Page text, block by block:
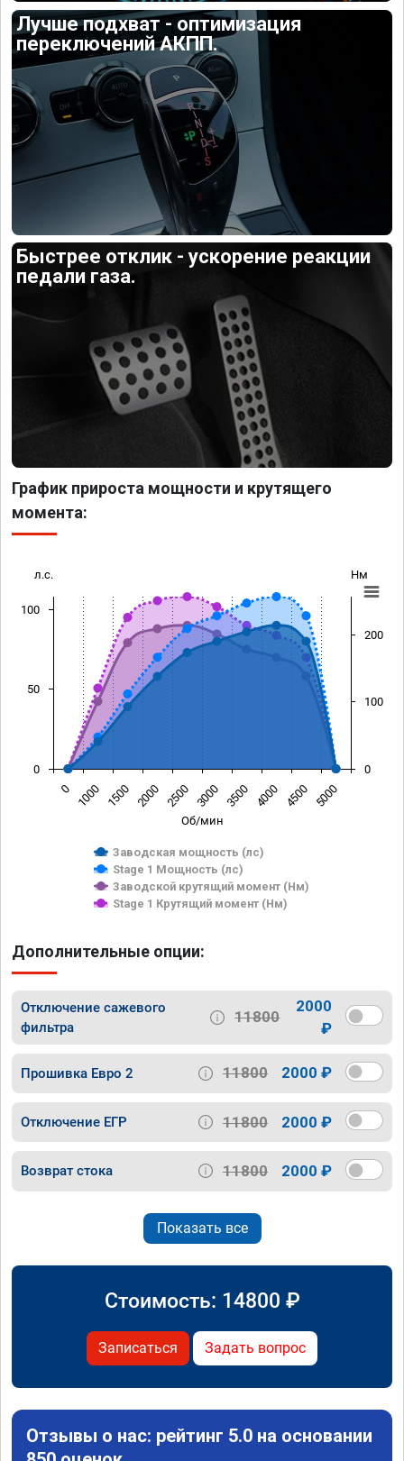
Лучше подхват - оптимизация
переключений АКПП.
Быстрее отклик - ускорение реакции
педали газа.
График прироста мощности и крутящего
момента:
Об/мин
л.с. Нм
Заводская мощность (лс)
Stage 1 Мощность (лс)
Заводской крутящий момент (Нм)
Stage 1 Крутящий момент (Нм)
0 1000 1500 2000 2500 3000 3500 4000 4500 5000
0
50
100
0
100
200
Дополнительные опции:
Отключение сажевого
фильтра
11800
2000
₽
Прошивка Евро 2 11800 2000 ₽
Отключение ЕГР 11800 2000 ₽
Возврат стока 11800 2000 ₽
Показать все
Стоимость: 14800 ₽
Записаться Задать вопрос
Отзывы о нас: рейтинг 5.0 на основании